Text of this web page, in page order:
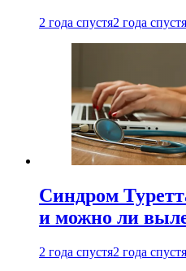
2 года спустя2 года спустя
Синдром
и можно ли
2 года спустя2 года спустя